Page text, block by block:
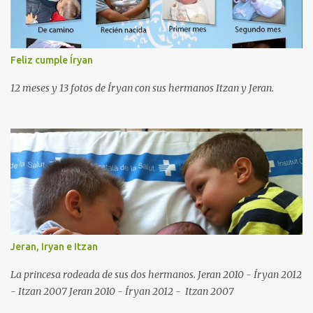
Feliz cumple Íryan
12 meses y 13 fotos de Íryan con sus hermanos Itzan y Jeran.
Jeran, Iryan e Itzan
La princesa rodeada de sus dos hermanos. Jeran 2010 - Íryan 2012
- Itzan 2007 Jeran 2010 - Íryan 2012 - Itzan 2007